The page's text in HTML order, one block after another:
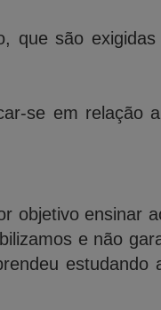
que são
se em relação
objetivo ensinar
e não
estudando